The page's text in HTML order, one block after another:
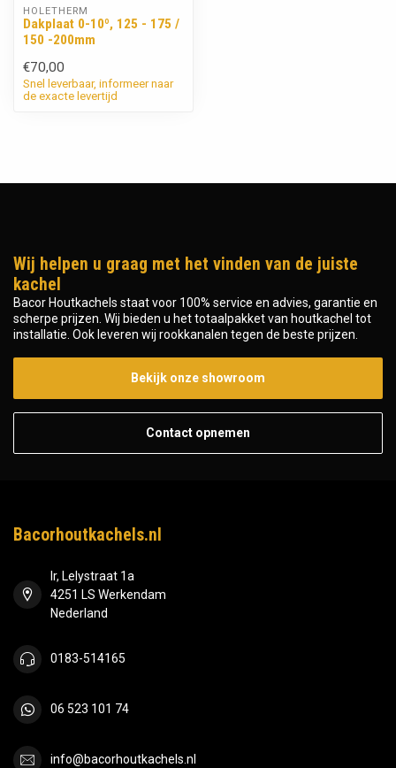
HOLETHERM
Dakplaat 0-10º, 125 - 175 /
150 -200mm
€70,00
Snel leverbaar, informeer naar
de exacte levertijd
Wij helpen u graag met het vinden van de juiste
kachel
Bacor Houtkachels staat voor 100% service en advies, garantie en
scherpe prijzen. Wij bieden u het totaalpakket van houtkachel tot
installatie. Ook leveren wij rookkanalen tegen de beste prijzen.
Bekijk onze showroom
Contact opnemen
Bacorhoutkachels.nl
Ir, Lelystraat 1a
4251 LS Werkendam
Nederland
0183-514165
06 523 101 74
info@bacorhoutkachels.nl